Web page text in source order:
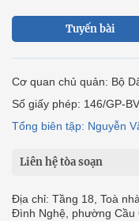
Tuyến bài
Cơ quan chủ quản: Bộ
Số giấy phép: 146/GP-
Tổng biên tập: Nguyễn
Liên hệ tòa soạn
Địa chỉ: Tầng 18, Toà
Đình Nghệ, phường Cầu